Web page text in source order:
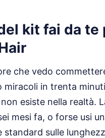
kit fai da te
che vedo
miracoli in trenta
esiste nella realtà.
mesi fa, o forse usi
standard sulle